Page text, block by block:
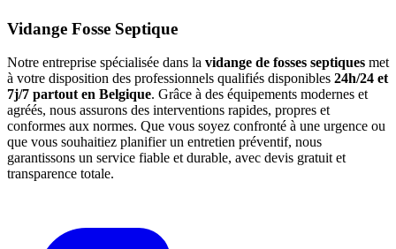
Vidange Fosse Septique
Notre entreprise spécialisée dans la vidange de fosses septiques met
à votre disposition des professionnels qualifiés disponibles 24h/24 et
7j/7 partout en Belgique. Grâce à des équipements modernes et
agréés, nous assurons des interventions rapides, propres et
conformes aux normes. Que vous soyez confronté à une urgence ou
que vous souhaitiez planifier un entretien préventif, nous
garantissons un service fiable et durable, avec devis gratuit et
transparence totale.